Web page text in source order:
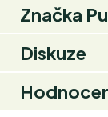
Značka
Diskuze